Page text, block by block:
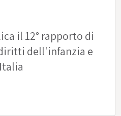
il 12° rapporto di
dell'infanzia e